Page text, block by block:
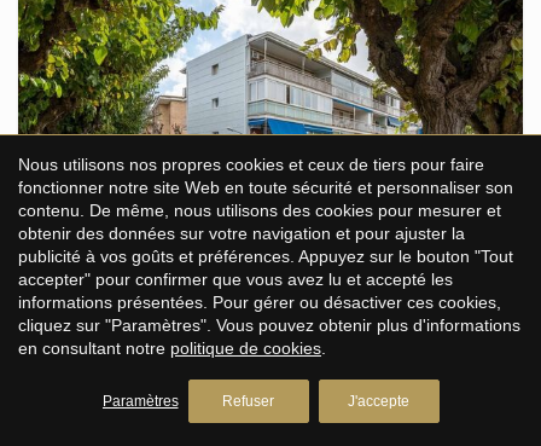
accès à une terrasse privée. Depuis la terrasse, nous
accédons également au jardin communautaire. Ensuite, nous
trouvons une cuisine séparée. La zone nuit se compose de
deux chambres doubles, d'une chambre simple et de deux
salles de bain complètes. Toutes les chambres ont des
armoires intégrées. La maison est située à Ribes Roges, le
deux pas de la plage, du port et des services.
Penthouse avec jardin et piscine
commune à Gavà Mar
Nous utilisons nos propres cookies et ceux de tiers pour faire
fonctionner notre site Web en toute sécurité et personnaliser son
contenu. De même, nous utilisons des cookies pour mesurer et
obtenir des données sur votre navigation et pour ajuster la
publicité à vos goûts et préférences. Appuyez sur le bouton "Tout
accepter" pour confirmer que vous avez lu et accepté les
informations présentées. Pour gérer ou désactiver ces cookies,
cliquez sur "Paramètres". Vous pouvez obtenir plus d'informations
en consultant notre politique de cookies
Paramètres Refuser J'accepte